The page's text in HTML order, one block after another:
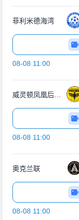
菲利米德海湾
08-08 11:00
08-08 11:00
奥克兰联
08-08 11:00